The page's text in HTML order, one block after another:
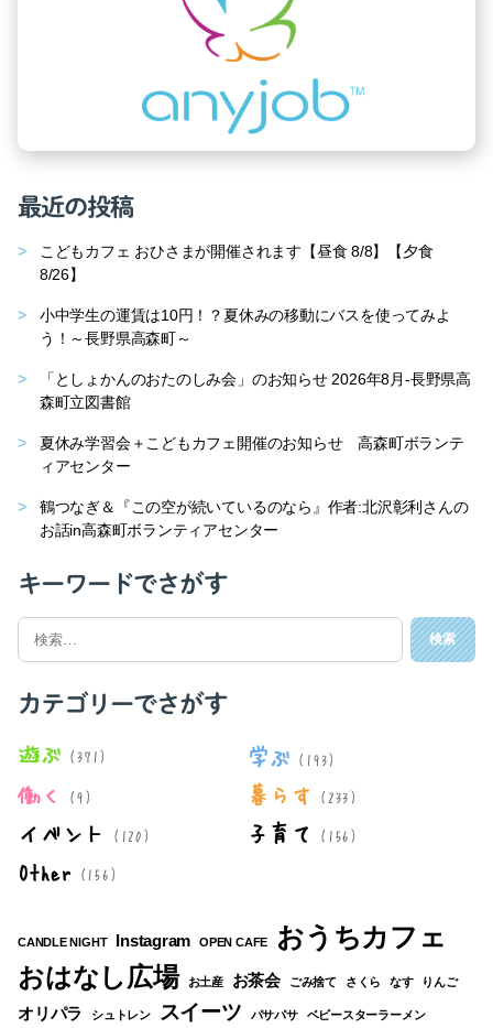
最近の投稿
こどもカフェ おひさまが開催されます【昼食 8/8】【夕食
8/26】
小中学生の運賃は10円！？夏休みの移動にバスを使ってみよ
う！～長野県高森町～
「としょかんのおたのしみ会」のお知らせ 2026年8月-長野県高
森町立図書館
夏休み学習会＋こどもカフェ開催のお知らせ 高森町ボランテ
ィアセンター
鶴つなぎ＆『この空が続いているのなら』作者:北沢彰利さんの
お話in高森町ボランティアセンター
キーワードでさがす
検
対
象:
カテゴリーでさがす
遊ぶ (371) 学ぶ (193)
働く (9) 暮らす (233)
イベント (120) 子育て (156)
Other(156)
CANDLE NIGHT Instagram OPEN CAFE おうちカフェ
おはなし広場 お土産 お茶会 ごみ捨て さくら なす りんご
オリパラ シュトレン スイーツ パサパサ ベビースターラーメン